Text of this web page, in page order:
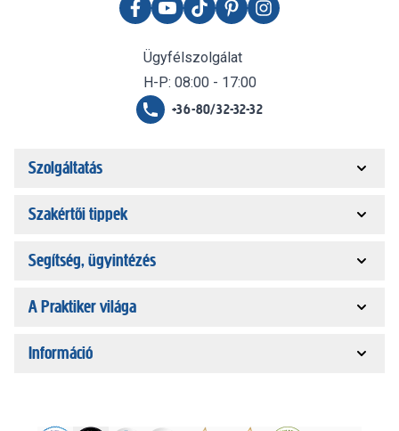
Ügyfélszolgálat
H-P: 08:00 - 17:00
+36-80/32-32-32
Szolgáltatás
Szakértői tippek
Segítség, ügyintézés
A Praktiker világa
Információ